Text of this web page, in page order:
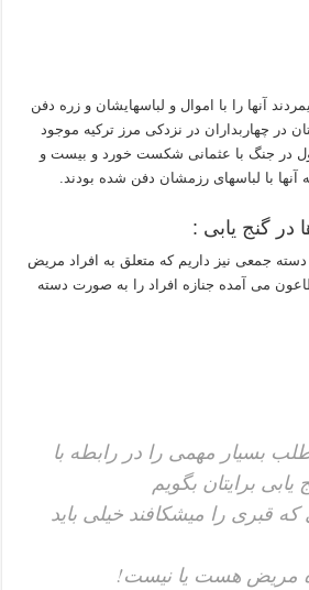
آنها را با اموال و لباسهایشان و زره دفن
در چهاربداران در نزدکی مرز ترکیه موجود
در جنگ با عثمانی شکست خورد و بیست و
با لباسهای رزمشان دفن شده بودند.
در گنج یابی :
جمعی نیز داریم که متعلق به افراد مریض
می آمده جنازه افراد را به صورت دسته
بسیار مهمی را در رابطه با
برایتان بگویم
قبری را میشکافند خیلی باید
مریض هست یا نیست!